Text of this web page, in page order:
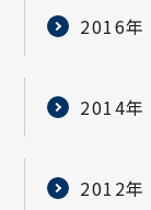
2016年
2014年
2012年